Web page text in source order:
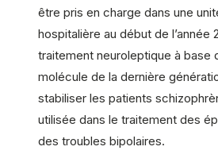
être pris en charge dans une
hospitalière au début de l’année
traitement neuroleptique à base
molécule de la dernière
stabiliser les patients
utilisée dans le traitement des
des troubles bipolaires.